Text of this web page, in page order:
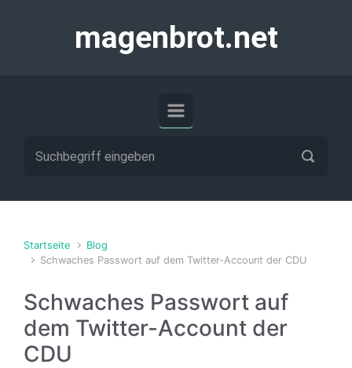
magenbrot.net
Startseite
Blog
Schwaches Passwort auf dem Twitter-Account der CDU
Schwaches Passwort auf
dem Twitter-Account der
CDU